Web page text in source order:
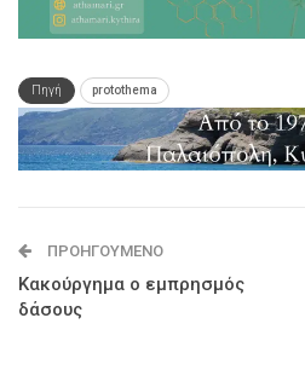
Πηγή protothema
ΠΡΟΗΓΟΎΜΕΝΟ
Κακούργημα ο εμπρησμός
δάσους